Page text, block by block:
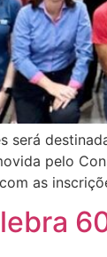
será
pelo
as